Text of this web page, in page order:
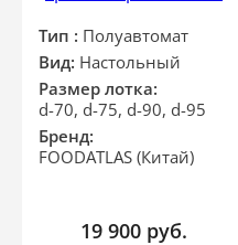
Тип : Полуавтомат
Вид: Настольный
Размер лотка:
d-70, d-75, d-90, d-95
Бренд:
FOODATLAS (Китай)
19 900 руб.